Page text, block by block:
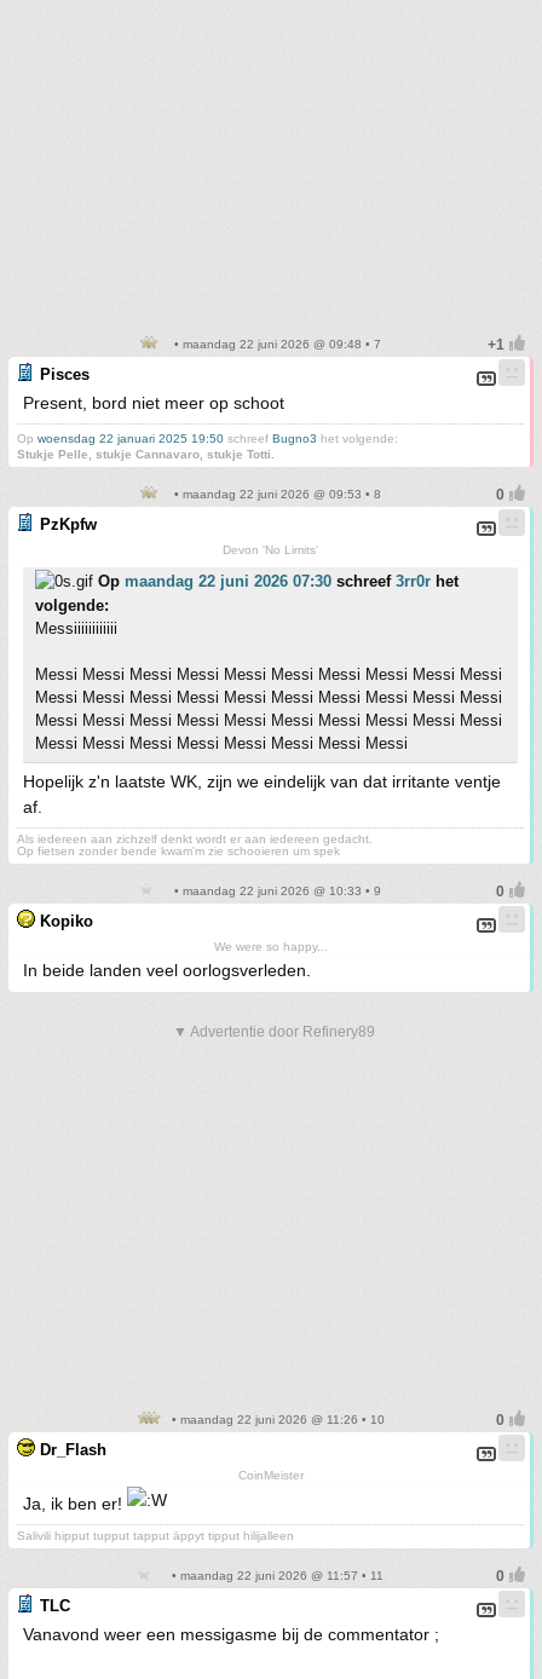
• maandag 22 juni 2026 @ 09:48 • 7
Pisces
Present, bord niet meer op schoot
Op woensdag 22 januari 2025 19:50 schreef Bugno3 het volgende:
Stukje Pelle, stukje Cannavaro, stukje Totti.
• maandag 22 juni 2026 @ 09:53 • 8
PzKpfw
Devon 'No Limits'
Op maandag 22 juni 2026 07:30 schreef 3rr0r het
volgende:
Messiiiiiiiiiiii
Messi Messi Messi Messi Messi Messi Messi Messi Messi Messi
Messi Messi Messi Messi Messi Messi Messi Messi Messi Messi
Messi Messi Messi Messi Messi Messi Messi Messi Messi Messi
Messi Messi Messi Messi Messi Messi Messi Messi
Hopelijk z'n laatste WK, zijn we eindelijk van dat irritante ventje
af.
Als iedereen aan zichzelf denkt wordt er aan iedereen gedacht.
Op fietsen zonder bende kwam'm zie schooieren um spek
• maandag 22 juni 2026 @ 10:33 • 9
Kopiko
We were so happy...
In beide landen veel oorlogsverleden.
▼ Advertentie door Refinery89
• maandag 22 juni 2026 @ 11:26 • 10
Dr_Flash
CoinMeister
Ja, ik ben er!
Salivili hipput tupput tapput äppyt tipput hilijalleen
• maandag 22 juni 2026 @ 11:57 • 11
TLC
Vanavond weer een messigasme bij de commentator ;